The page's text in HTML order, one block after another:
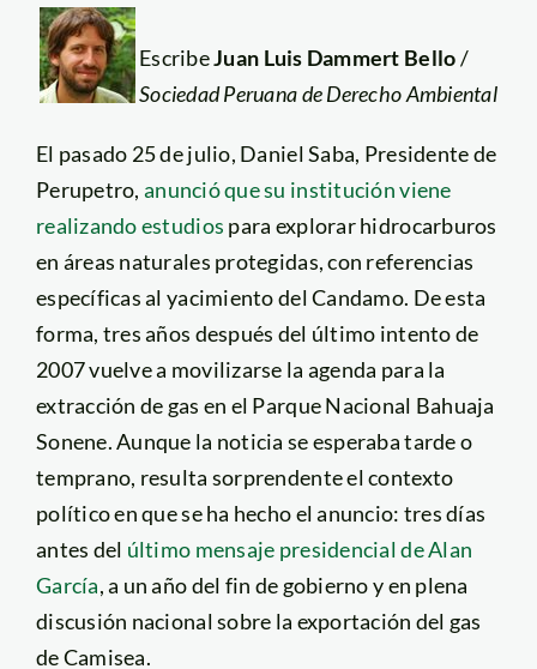
EscribeJuan Luis Dammert Bello/
Sociedad Peruana de Derecho Ambiental
El pasado 25 de julio, Daniel Saba, Presidente de
Perupetro, anunció que su institución viene
realizando estudios para explorar hidrocarburos
en áreas naturales protegidas, con referencias
específicas al yacimiento del Candamo. De esta
forma, tres años después del último intento de
2007 vuelve a movilizarse la agenda para la
extracción de gas en el Parque Nacional Bahuaja
Sonene. Aunque la noticia se esperaba tarde o
temprano, resulta sorprendente el contexto
político en que se ha hecho el anuncio: tres días
antes del último mensaje presidencial de Alan
García, a un año del fin de gobierno y en plena
discusión nacional sobre la exportación del gas
de Camisea.